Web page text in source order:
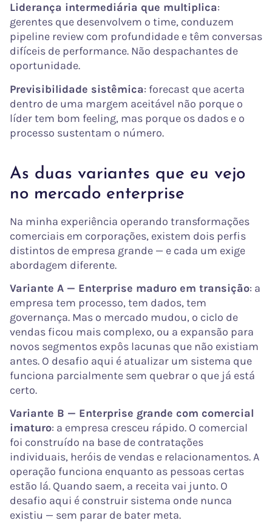
Liderança intermediária que multiplica:
gerentes que desenvolvem o time, conduzem
pipeline review com profundidade e têm conversas
difíceis de performance. Não despachantes de
oportunidade.
Previsibilidade sistêmica: forecast que acerta
dentro de uma margem aceitável não porque o
líder tem bom feeling, mas porque os dados e o
processo sustentam o número.
As duas variantes que eu vejo
no mercado enterprise
Na minha experiência operando transformações
comerciais em corporações, existem dois perfis
distintos de empresa grande — e cada um exige
abordagem diferente.
Variante A — Enterprise maduro em transição: a
empresa tem processo, tem dados, tem
governança. Mas o mercado mudou, o ciclo de
vendas ficou mais complexo, ou a expansão para
novos segmentos expôs lacunas que não existiam
antes. O desafio aqui é atualizar um sistema que
funciona parcialmente sem quebrar o que já está
certo.
Variante B — Enterprise grande com comercial
imaturo: a empresa cresceu rápido. O comercial
foi construído na base de contratações
individuais, heróis de vendas e relacionamentos. A
operação funciona enquanto as pessoas certas
estão lá. Quando saem, a receita vai junto. O
desafio aqui é construir sistema onde nunca
existiu — sem parar de bater meta.